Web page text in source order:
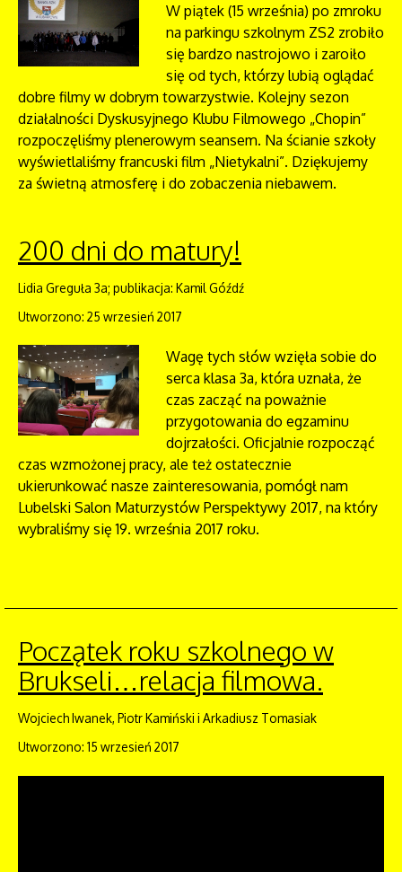
W piątek (15 września) po zmroku
na parkingu szkolnym ZS2 zrobiło
się bardzo nastrojowo i zaroiło
się od tych, którzy lubią oglądać
dobre filmy w dobrym towarzystwie. Kolejny sezon
działalności Dyskusyjnego Klubu Filmowego „Chopin”
rozpoczęliśmy plenerowym seansem. Na ścianie szkoły
wyświetlaliśmy francuski film „Nietykalni”. Dziękujemy
za świetną atmosferę i do zobaczenia niebawem.
200 dni do matury!
Lidia Greguła 3a; publikacja: Kamil Góźdź
Utworzono: 25 wrzesień 2017
Wagę tych słów wzięła sobie do
serca klasa 3a, która uznała, że
czas zacząć na poważnie
przygotowania do egzaminu
dojrzałości. Oficjalnie rozpocząć
czas wzmożonej pracy, ale też ostatecznie
ukierunkować nasze zainteresowania, pomógł nam
Lubelski Salon Maturzystów Perspektywy 2017, na który
wybraliśmy się 19. września 2017 roku.
Początek roku szkolnego w
Brukseli…relacja filmowa.
Wojciech Iwanek, Piotr Kamiński i Arkadiusz Tomasiak
Utworzono: 15 wrzesień 2017